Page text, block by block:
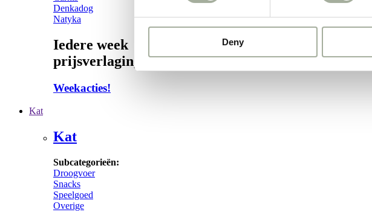
Deny
Denkadog
Natyka
Iedere week
prijsverlagingen!
Weekacties!
Kat
Kat
Subcategorieën:
Droogvoer
Snacks
Speelgoed
Overige